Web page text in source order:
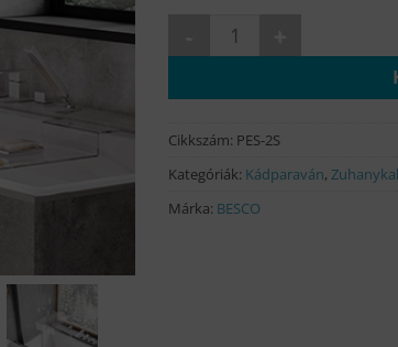
EASY SLIDE 2-részes csúszó
Cikkszám: PES-2S
Kategóriák: Kádparaván,
Márka: BESCO